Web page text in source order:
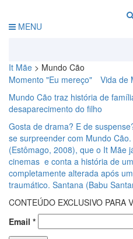
MENU
It Mãe > Mundo Cão
Momento "Eu mereço"
Vida de
Mundo Cão traz história de
desaparecimento do filho
Gosta de drama? E de
se surpreender com Mundo
(Estômago, 2008), que o It Mãe
cinemas e conta a história de
completamente alterada após
traumático. Santana (Babu
CONTEÚDO EXCLUSIVO PARA
Email *